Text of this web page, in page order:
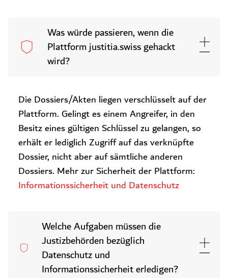
Was würde passieren, wenn die
Plattform justitia.swiss gehackt
wird?
Die Dossiers/Akten liegen verschlüsselt auf der
Plattform. Gelingt es einem Angreifer, in den
Besitz eines gültigen Schlüssel zu gelangen, so
erhält er lediglich Zugriff auf das verknüpfte
Dossier, nicht aber auf sämtliche anderen
Dossiers. Mehr zur Sicherheit der Plattform:
Informationssicherheit und Datenschutz
Welche Aufgaben müssen die
Justizbehörden bezüglich
Datenschutz und
Informationssicherheit erledigen?